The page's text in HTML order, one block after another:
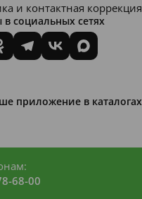
и контактная коррекция
социальных сетях
приложение в каталогах
68-00